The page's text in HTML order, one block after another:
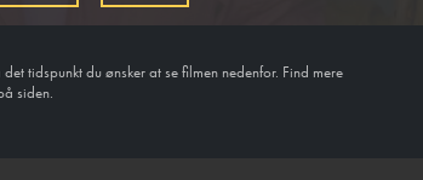
tidspunkt du ønsker at se filmen nedenfor. Find mere
siden.